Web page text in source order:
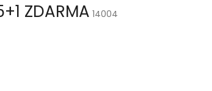
ZDARMA 14004